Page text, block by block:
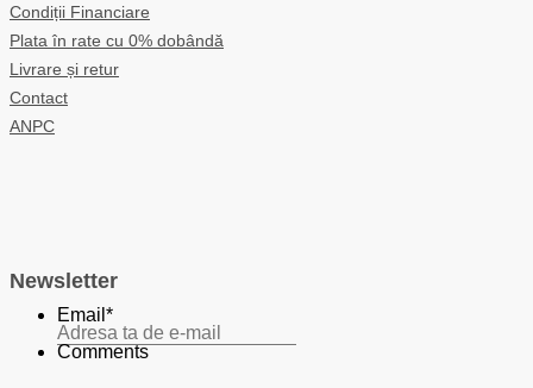
Condiții Financiare
Plata în rate cu 0% dobândă
Livrare și retur
Contact
ANPC
Newsletter
Email *
Comments